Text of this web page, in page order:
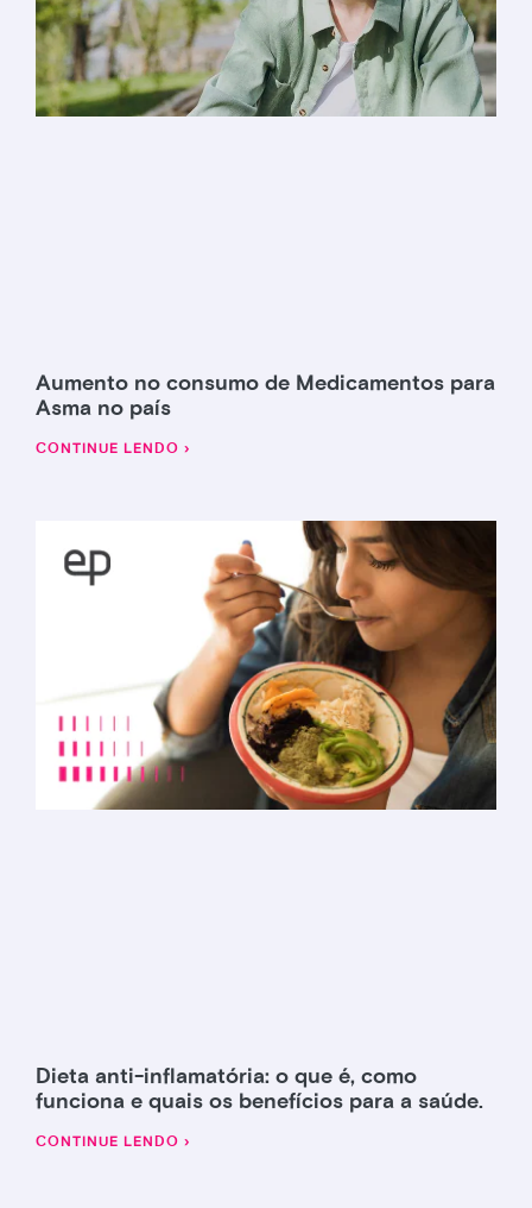
Aumento no consumo de Medicamentos para
Asma no país
CONTINUE LENDO ›
Dieta anti-inflamatória: o que é, como
funciona e quais os benefícios para a saúde.
CONTINUE LENDO ›